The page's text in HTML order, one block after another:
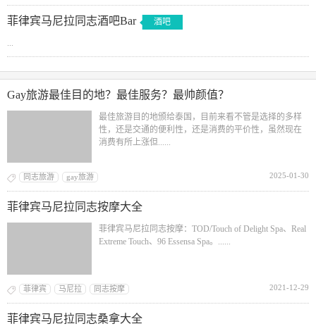
菲律宾马尼拉同志酒吧Bar 酒吧
...
Gay旅游最佳目的地？最佳服务？最帅颜值？
最佳旅游目的地颁给泰国，目前来看不管是选择的多样
性，还是交通的便利性，还是消费的平价性，虽然现在
消费有所上涨但......
同志旅游 gay旅游 2025-01-30
菲律宾马尼拉同志按摩大全
菲律宾马尼拉同志按摩：TOD/Touch of Delight Spa、Real
Extreme Touch、96 Essensa Spa。......
菲律宾 马尼拉 同志按摩 2021-12-29
菲律宾马尼拉同志桑拿大全